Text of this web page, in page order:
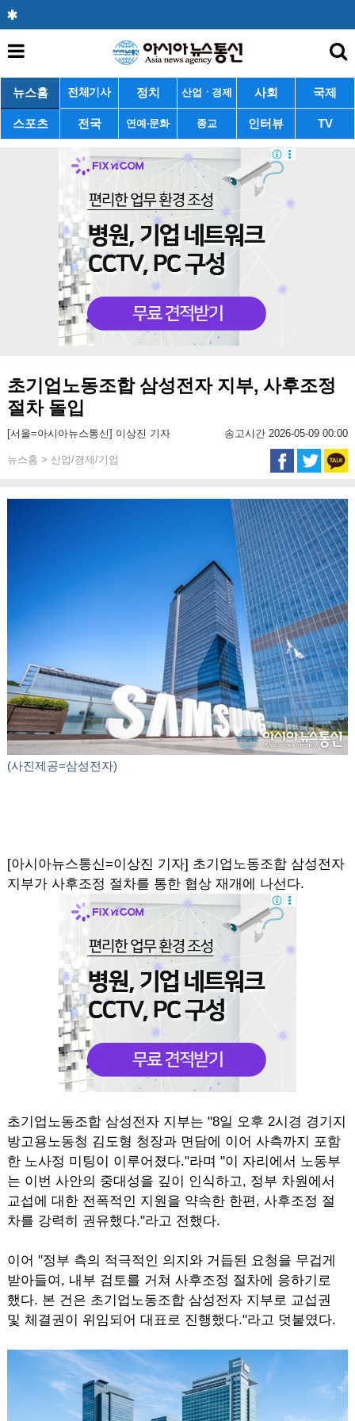
뉴스홈 전체기사 정치 산업ㆍ경제 사회 국제
스포츠 전국 연예·문화 종교 인터뷰 TV
초기업노동조합 삼성전자 지부, 사후조정
절차 돌입
[서울=아시아뉴스통신] 이상진 기자 송고시간 2026-05-09 00:00
뉴스홈 > 산업/경제/기업
(사진제공=삼성전자)
[아시아뉴스통신=이상진 기자] 초기업노동조합 삼성전자
지부가 사후조정 절차를 통한 협상 재개에 나선다.
초기업노동조합 삼성전자 지부는 "8일 오후 2시경 경기지
방고용노동청 김도형 청장과 면담에 이어 사측까지 포함
한 노사정 미팅이 이루어졌다."라며 "이 자리에서 노동부
는 이번 사안의 중대성을 깊이 인식하고, 정부 차원에서
교섭에 대한 전폭적인 지원을 약속한 한편, 사후조정 절
차를 강력히 권유했다."라고 전했다.
이어 "정부 측의 적극적인 의지와 거듭된 요청을 무겁게
받아들여, 내부 검토를 거쳐 사후조정 절차에 응하기로
했다. 본 건은 초기업노동조합 삼성전자 지부로 교섭권
및 체결권이 위임되어 대표로 진행했다."라고 덧붙였다.